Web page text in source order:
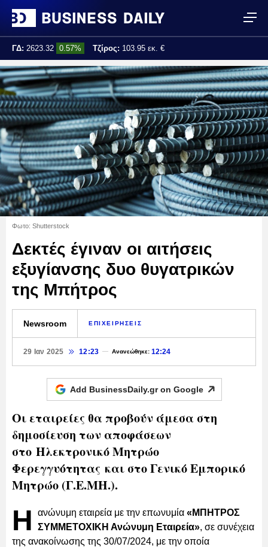
ΓΔ: 2623.32 0.57% Τζίρος: 103.95 εκ. €
Τελ. ενημέρωση: 14:00:35
Φωτο: Shutterstock
Δεκτές έγιναν οι αιτήσεις
εξυγίανσης δυο θυγατρικών
της Μπήτρος
Newsroom ΕΠΙΧΕΙΡΗΣΕΙΣ
29 Ιαν 2025 12:23 Ανανεώθηκε: 12:24
Add BusinessDaily.gr on Google
Οι εταιρείες θα προβούν άμεσα στη
δημοσίευση των αποφάσεων
στο Ηλεκτρονικό Μητρώο
Φερεγγυότητας και στο Γενικό Εμπορικό
Μητρώο (Γ.Ε.ΜΗ.).
Η ανώνυμη εταιρεία με την επωνυμία «ΜΠΗΤΡΟΣ
ΣΥΜΜΕΤΟΧΙΚΗ Ανώνυμη Εταιρεία», σε συνέχεια
της ανακοίνωσης της 30/07/2024, με την οποία